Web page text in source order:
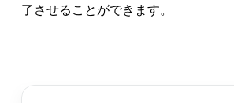
了させることができます。